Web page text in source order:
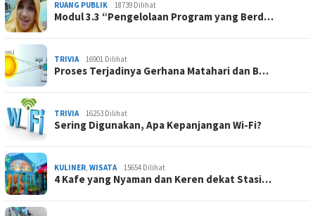
RUANG PUBLIK 18739 Dilihat
Modul 3.3 “Pengelolaan Program yang Berd…
TRIVIA 16901 Dilihat
Proses Terjadinya Gerhana Matahari dan B…
TRIVIA 16253 Dilihat
Sering Digunakan, Apa Kepanjangan Wi-Fi?
KULINER, WISATA 15654 Dilihat
4 Kafe yang Nyaman dan Keren dekat Stasi…